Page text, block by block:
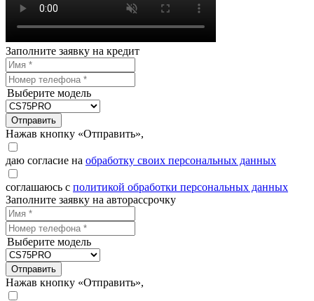
Заполните заявку на кредит
Выберите модель
Отправить
Нажав кнопку «Отправить»,
даю согласие на обработку своих персональных данных
соглашаюсь с политикой обработки персональных данных
Заполните заявку на авторассрочку
Выберите модель
Отправить
Нажав кнопку «Отправить»,